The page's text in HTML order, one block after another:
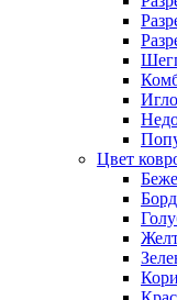
Цвет